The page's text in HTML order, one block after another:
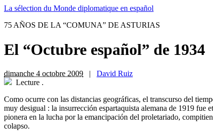
La sélection du Monde diplomatique en español
75 AÑOS DE LA “COMUNA” DE ASTURIAS
El “Octubre español” de 1934
dimanche 4 octobre 2009 | David Ruiz
Lecture .
Como ocurre con las distancias geográficas, el transcurso del
muy desigual : la insurrección espartaquista alemana de 1919
pionera en la lucha por la emancipación del proletariado,
colapso.